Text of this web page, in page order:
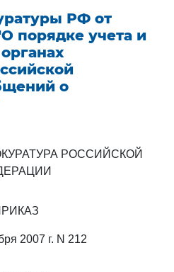
РФ от
порядке учета и
о
РОССИЙСКОЙ
2007 г. N 212